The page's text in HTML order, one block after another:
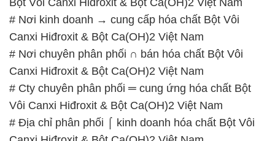
# Nơi kinh doanh → cung cấp hóa chất Bột Vôi
Canxi Hiđroxit & Bột Ca(OH)2 Việt Nam
# Nơi chuyên phân phối ∩ bán hóa chất Bột Vôi
Canxi Hiđroxit & Bột Ca(OH)2 Việt Nam
# Cty chuyên phân phối ═ cung ứng hóa chất Bột
Vôi Canxi Hiđroxit & Bột Ca(OH)2 Việt Nam
# Địa chỉ phân phối ⌠ kinh doanh hóa chất Bột Vôi